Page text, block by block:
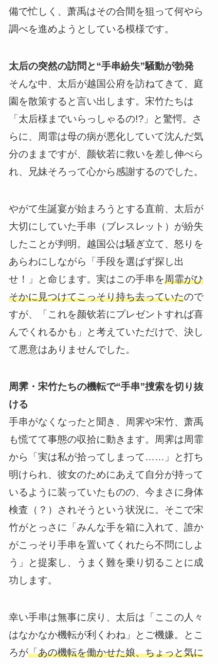
備で忙しく、萧禹はその合間を狙って何やら
調べを進めようとしている模様です。
太后の突然の訪問と“手串紛失”騒動が勃発
そんな中、太后が越国公府を訪ねてきて、庭
園を散策すると言い出します。宋竹たちは
「太后様までいらっしゃるの!?」と驚愕。さ
らに、周霏は母の病が悪化していて沈んだ気
分のままですが、颜钦若に救いを差し伸べら
れ、兄妹そろって心から感謝するのでした。
やがて生誕宴が始まろうとする直前、太后が
大切にしていた手串（ブレスレット）が紛失
したことが判明。越国公は騒ぎ立て、怒りを
あらわにしながら「手段を選ばず探し出
せ！」と命じます。実はこの手串を周霏がひ
そかに見つけてこっそり持ち去っていたので
すが、「これを颜钦若にプレゼントすれば喜
んでくれるかも」と考えていただけで、決し
て悪意はありませんでした。
周霁・宋竹たちの機転で“手串”捜索を切り抜
ける
手串がなくなったと聞き、周霁や宋竹、萧禹
も慌てて事態の収拾に動きます。周霁は周霏
から「実は私が拾ってしまって……」と打ち
明けられ、彼女のためにあえて自分が持って
いるように装っていたものの、今まさに身体
検査（？）されそうという状況に。そこで宋
竹がとっさに「みんな手を箱に入れて、誰か
がこっそり手串を置いてくれたら不問にしよ
う」と提案し、うまく難を乗り切ることに成
功します。
幸い手串は無事に戻り、太后は「ここの人々
はなかなか機転が利くわね」とご機嫌。とこ
ろが「あの機転を働かせた娘、ちょっと気に